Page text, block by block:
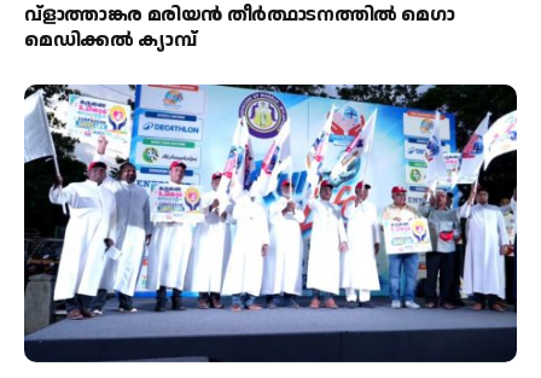
വ്ളാത്താങ്കര മരിയൻ തീർത്ഥാടനത്തിൽ മെഗാ
മെഡിക്കൽ ക്യാമ്പ്